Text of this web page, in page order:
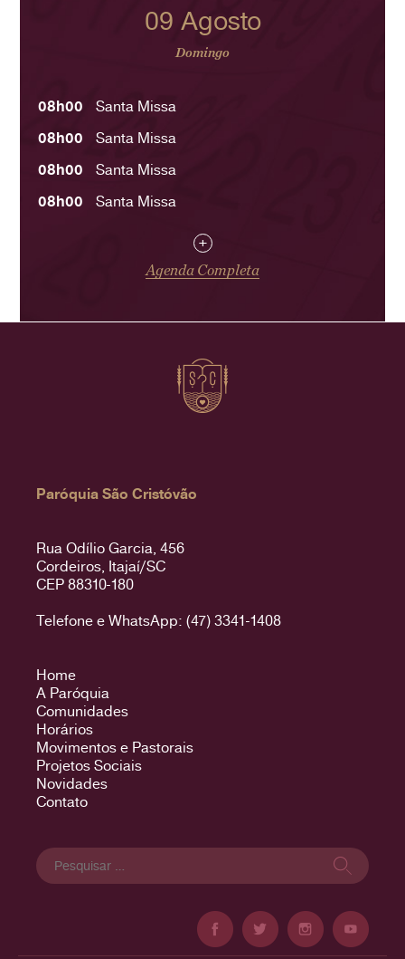
09 Agosto
Domingo
08h00
Santa Missa
08h00
Santa Missa
08h00
Santa Missa
08h00
Santa Missa
+
Agenda Completa
Paróquia São Cristóvão
Rua Odílio Garcia, 456
Cordeiros, Itajaí/SC
CEP 88310-180
Telefone e WhatsApp: (47) 3341-1408
Home
A Paróquia
Comunidades
Horários
Movimentos e Pastorais
Projetos Sociais
Novidades
Contato
Pesquisar
por: